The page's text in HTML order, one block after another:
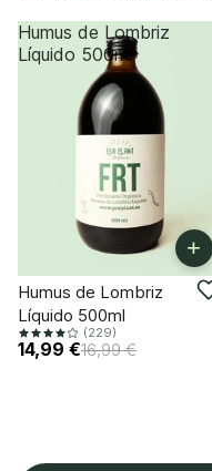
Humus de Lombriz
Líquido 500ml
-11%
+
Humus de Lombriz
Líquido 500ml
(229)
14,99 €16,99 €